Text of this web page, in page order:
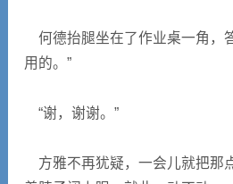
何德抬腿坐在了作业桌一角，
用的。”
“谢，谢谢。”
方雅不再犹疑，一会儿就把那